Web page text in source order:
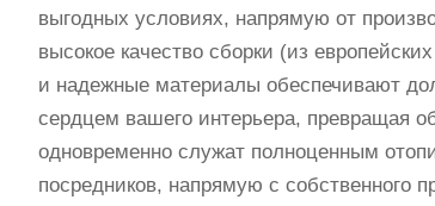
выгодных условиях, напрямую от
высокое качество сборки (из
и надежные материалы обеспечивают
сердцем вашего интерьера, превращая
одновременно служат полноценным
посредников, напрямую с собственного